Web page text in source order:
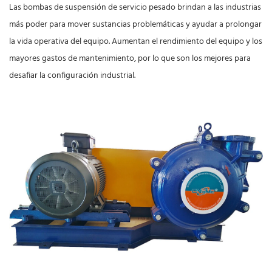
Las bombas de suspensión de servicio pesado brindan a las industrias
más poder para mover sustancias problemáticas y ayudar a prolongar
la vida operativa del equipo. Aumentan el rendimiento del equipo y los
mayores gastos de mantenimiento, por lo que son los mejores para
desafiar la configuración industrial.